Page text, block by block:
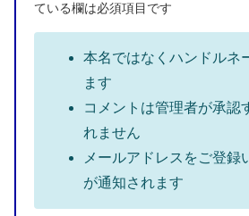
ている欄は必須項目です
本名ではなくハンドルネ
ます
コメントは管理者が承認
れません
メールアドレスをご登録
が通知されます